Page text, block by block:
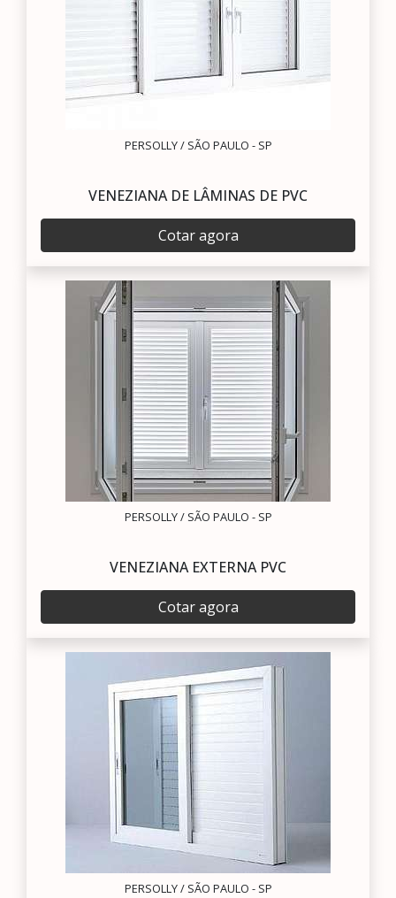
PERSOLLY / SÃO PAULO - SP
VENEZIANA DE LÂMINAS DE PVC
Cotar agora
PERSOLLY / SÃO PAULO - SP
VENEZIANA EXTERNA PVC
Cotar agora
PERSOLLY / SÃO PAULO - SP